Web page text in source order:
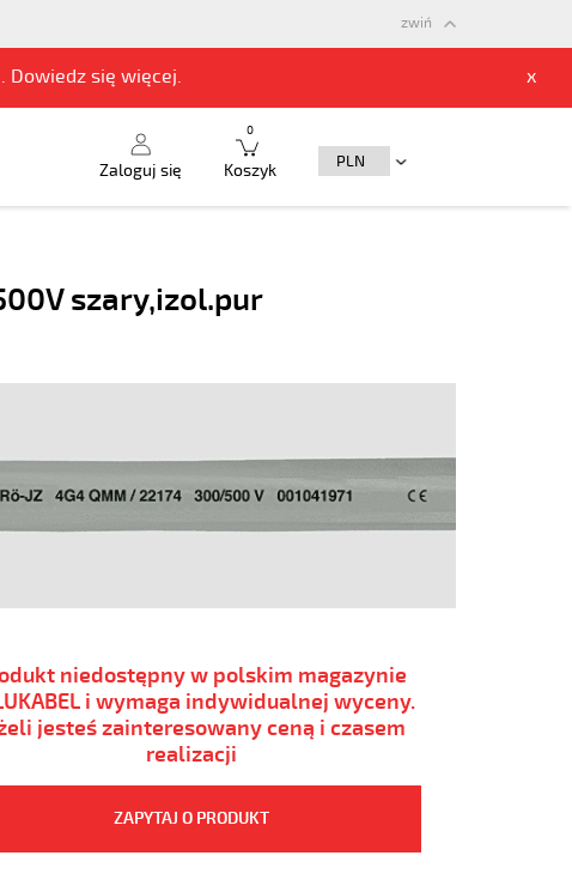
Dowiedz się więcej. x
zwiń
Zaloguj się Koszyk
0
szary,izol.pur
niedostępny w polskim magazynie
i wymaga indywidualnej wyceny.
jesteś zainteresowany ceną i czasem
realizacji
ZAPYTAJ O PRODUKT